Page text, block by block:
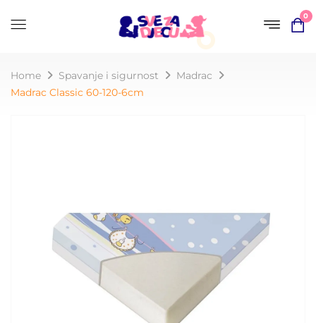
0
Home Spavanje i sigurnost
Madrac
Madrac Classic 60-120-6cm